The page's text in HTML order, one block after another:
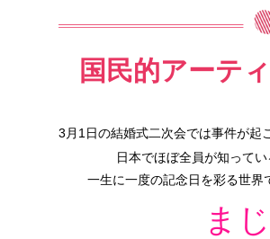
国民的アーテ
3月1日の結婚式二次会では事件が起
日本でほぼ全員が知って
一生に一度の記念日を彩る世界
ま